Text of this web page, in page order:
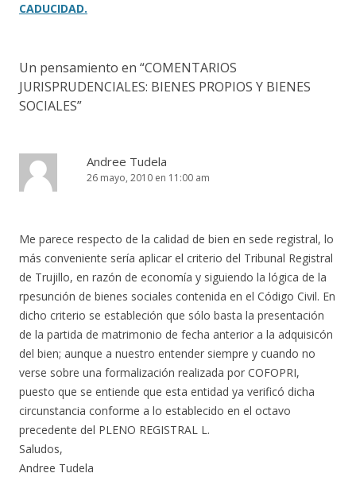
CADUCIDAD.
Un pensamiento en “COMENTARIOS
JURISPRUDENCIALES: BIENES PROPIOS Y BIENES
SOCIALES”
Andree Tudela
26 mayo, 2010 en 11:00 am
Me parece respecto de la calidad de bien en sede registral, lo
más conveniente sería aplicar el criterio del Tribunal Registral
de Trujillo, en razón de economía y siguiendo la lógica de la
rpesunción de bienes sociales contenida en el Código Civil. En
dicho criterio se estableción que sólo basta la presentación
de la partida de matrimonio de fecha anterior a la adquisicón
del bien; aunque a nuestro entender siempre y cuando no
verse sobre una formalización realizada por COFOPRI,
puesto que se entiende que esta entidad ya verificó dicha
circunstancia conforme a lo establecido en el octavo
precedente del PLENO REGISTRAL L.
Saludos,
Andree Tudela